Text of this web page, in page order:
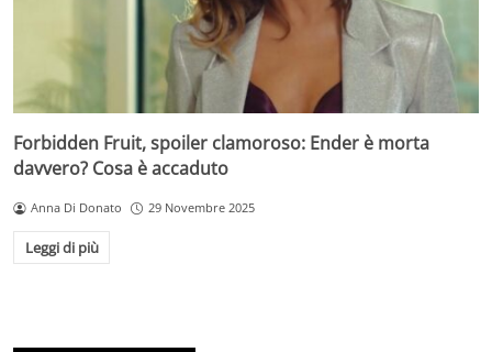
Forbidden Fruit, spoiler clamoroso: Ender è morta
davvero? Cosa è accaduto
Anna Di Donato 29 Novembre 2025
Leggi di più